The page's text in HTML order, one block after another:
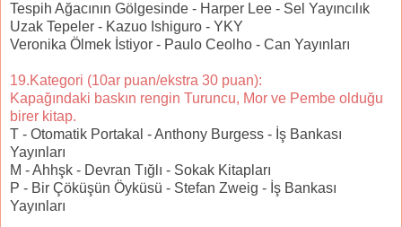
Tespih Ağacının Gölgesinde - Harper Lee - Sel Yayıncılık
Uzak Tepeler - Kazuo Ishiguro - YKY
Veronika Ölmek İstiyor - Paulo Ceolho - Can Yayınları
19.Kategori (10ar puan/ekstra 30 puan):
Kapağındaki baskın rengin Turuncu, Mor ve Pembe olduğu
birer kitap.
T - Otomatik Portakal - Anthony Burgess - İş Bankası
Yayınları
M - Ahhşk - Devran Tığlı - Sokak Kitapları
P - Bir Çöküşün Öyküsü - Stefan Zweig - İş Bankası
Yayınları